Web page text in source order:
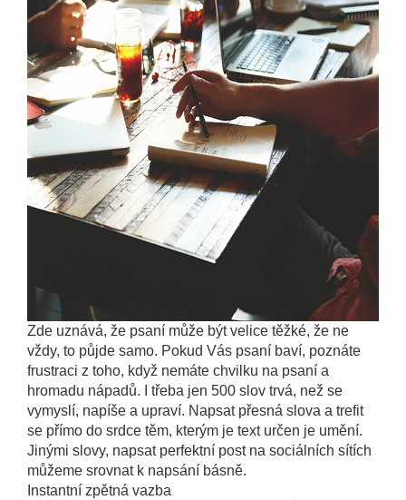
Zde uznává, že psaní může být velice těžké, že ne
vždy, to půjde samo. Pokud Vás psaní baví, poznáte
frustraci z toho, když nemáte chvilku na psaní a
hromadu nápadů. I třeba jen 500 slov trvá, než se
vymyslí, napíše a upraví. Napsat přesná slova a trefit
se přímo do srdce těm, kterým je text určen je umění.
Jinými slovy, napsat perfektní post na sociálních sítích
můžeme srovnat k napsání básně.
Instantní zpětná vazba